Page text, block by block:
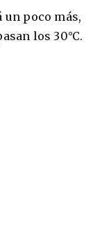
un poco más,
los 30°C.